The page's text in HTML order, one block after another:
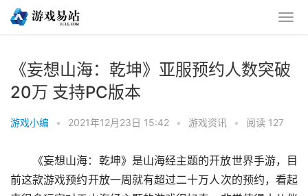
《妄想山海：乾坤》亚服预约人数突破
20万 支持PC版本
游戏小编 • 2021年12月23日 15:42 • 游戏资讯 • 阅读 127
《妄想山海：乾坤》是山海经主题的开放世界手游，目
前这款游戏预约开放一周就有超过二十万人次的预约，看起